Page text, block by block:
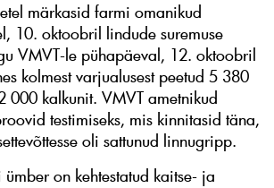
märkasid farmi omanikud
10. oktoobril lindude suremuse
VMVT-le pühapäeval, 12. oktoobril
kolmest varjualusest peetud 5 380
000 kalkunit. VMVT ametnikud
testimiseks, mis kinnitasid täna,
oli sattunud linnugripp.
on kehtestatud kaitse- ja